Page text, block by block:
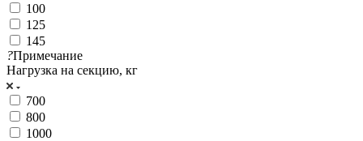
100
125
145
?Примечание
Нагрузка на секцию, кг
700
800
1000